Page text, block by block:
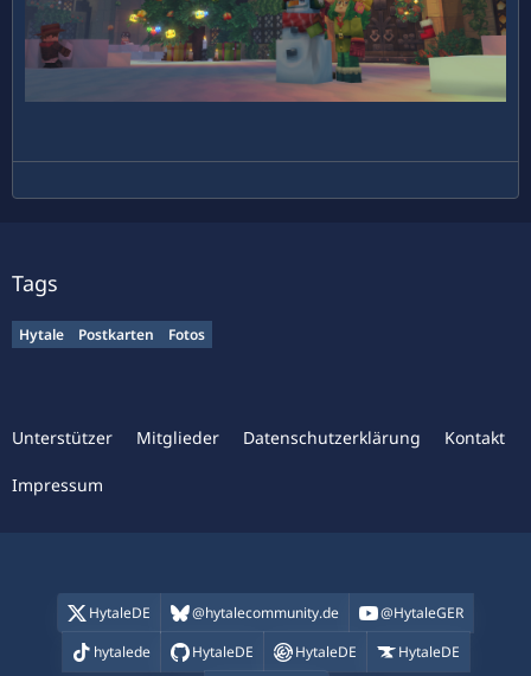
Tags
Hytale Postkarten Fotos
Unterstützer Mitglieder Datenschutzerklärung Kontakt
Impressum
HytaleDE @hytalecommunity.de
@HytaleGER
hytalede
HytaleDE HytaleDE HytaleDE